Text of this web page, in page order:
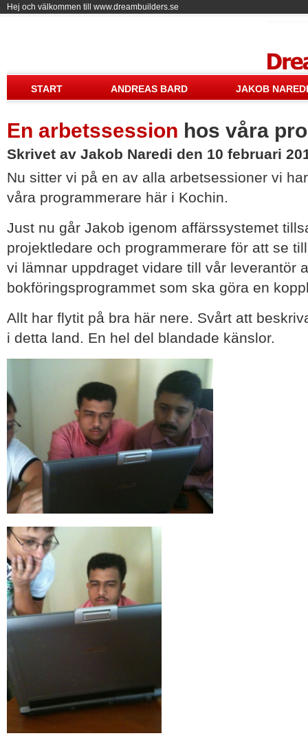
Hej och välkommen till www.dreambuilders.se
START ANDREAS BARD JAKOB NAREDI
En arbetssession hos våra
Skrivet av Jakob Naredi den 10 februari
Nu sitter vi på en av alla arbetsessioner vi
våra programmerare här i Kochin.
Just nu går Jakob igenom affärssystemet
projektledare och programmerare för att se
vi lämnar uppdraget vidare till vår leverantör
bokföringsprogrammet som ska göra en
Allt har flytit på bra här nere. Svårt att
i detta land. En hel del blandade känslor.